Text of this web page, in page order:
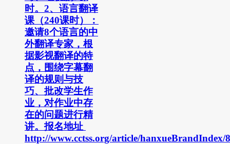
时。2、语言翻译
课（240课时）：
邀请8个语言的中
外翻译专家，根
据影视翻译的特
点，围绕字幕翻
译的规则与技
巧、批改学生作
业，对作业中存
在的问题进行精
讲。报名地址
http://www.cctss.org/article/hanxueBrandIndex/